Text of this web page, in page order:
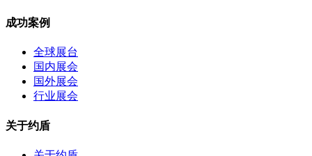
成功案例
全球展台
国内展会
国外展会
行业展会
关于约盾